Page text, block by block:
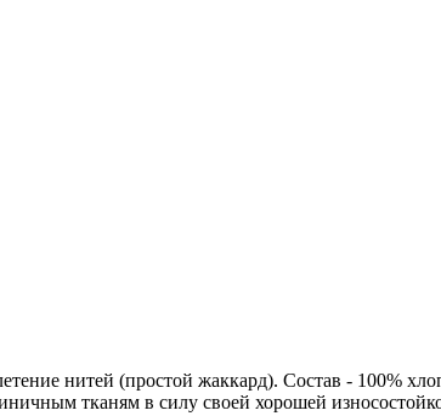
нитей (простой жаккард). Состав - 100%
тканям в силу своей хорошей